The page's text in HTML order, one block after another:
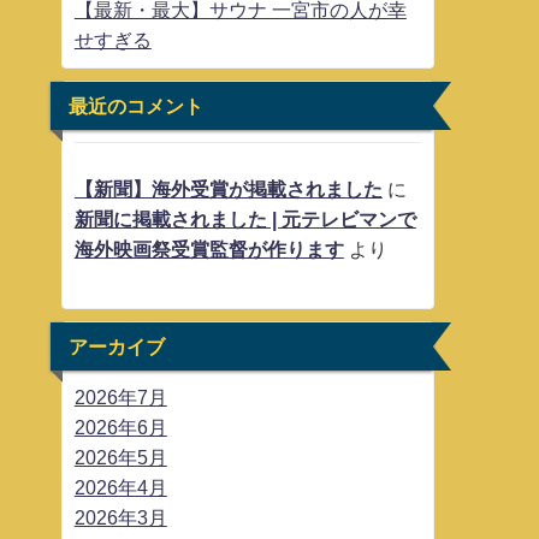
【最新・最大】サウナ 一宮市の人が幸
せすぎる
最近のコメント
【新聞】海外受賞が掲載されました に
新聞に掲載されました | 元テレビマンで
海外映画祭受賞監督が作りますより
アーカイブ
2026年7月
2026年6月
2026年5月
2026年4月
2026年3月